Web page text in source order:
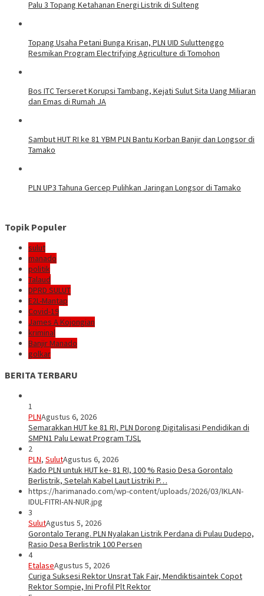
Palu 3 Topang Ketahanan Energi Listrik di Sulteng
Topang Usaha Petani Bunga Krisan, PLN UID Suluttenggo
Resmikan Program Electrifying Agriculture di Tomohon
Bos ITC Terseret Korupsi Tambang, Kejati Sulut Sita Uang Miliaran
dan Emas di Rumah JA
Sambut HUT RI ke 81 YBM PLN Bantu Korban Banjir dan Longsor di
Tamako
PLN UP3 Tahuna Gercep Pulihkan Jaringan Longsor di Tamako
Topik Populer
sulut
manado
politik
Talaud
DPRD SULUT
E2L-Mantap
Covid-19
James A Kojongian
kriminal
Banjir Manado
golkar
BERITA TERBARU
1
PLNAgustus 6, 2026
Semarakkan HUT ke 81 RI, PLN Dorong Digitalisasi Pendidikan di
SMPN1 Palu Lewat Program TJSL
2
PLN, SulutAgustus 6, 2026
Kado PLN untuk HUT ke- 81 RI, 100 % Rasio Desa Gorontalo
Berlistrik, Setelah Kabel Laut Listriki P…
https://harimanado.com/wp-content/uploads/2026/03/IKLAN-
IDUL-FITRI-AN-NUR.jpg
3
SulutAgustus 5, 2026
Gorontalo Terang. PLN Nyalakan Listrik Perdana di Pulau Dudepo,
Rasio Desa Berlistrik 100 Persen
4
EtalaseAgustus 5, 2026
Curiga Suksesi Rektor Unsrat Tak Fair, Mendiktisaintek Copot
Rektor Sompie, Ini Profil Plt Rektor